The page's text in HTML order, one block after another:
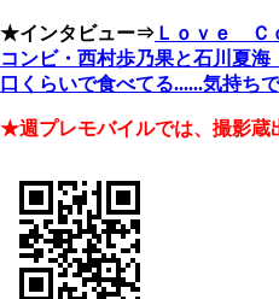
★インタビュー⇒ Ｌｏｖｅ Ｃ
コンビ・西村歩乃果と石川夏
口くらいで食べてる......気持ちで
★週プレモバイルでは、撮影蔵